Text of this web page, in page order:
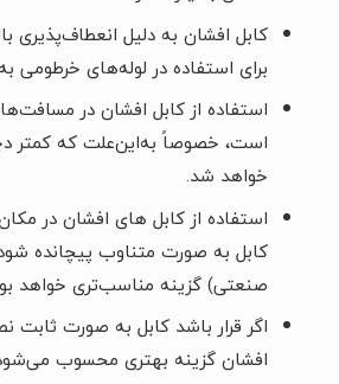
کابل افشان به دلیل انعطاف‌پذیری
برای استفاده در لوله‌های خرطومی
استفاده از کابل افشان در
است، خصوصاً به‌این‌علت که کمتر
خواهد شد.
استفاده از کابل ‌های افشان در
کابل به صورت متناوب پیچانده
صنعتی) گزینه مناسب‌تری خواهد
اگر قرار باشد کابل به صورت ثابت
افشان گزینه بهتری محسوب